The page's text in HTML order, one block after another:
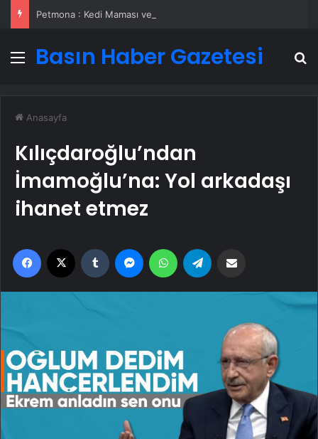
Menü
Basın Haber Gazetesi
Anasayfa
Kılıçdaroğlu’ndan
İmamoğlu’na: Yol arkadaşı
ihanet etmez
Facebook Tumblr MessengerWhatsApp